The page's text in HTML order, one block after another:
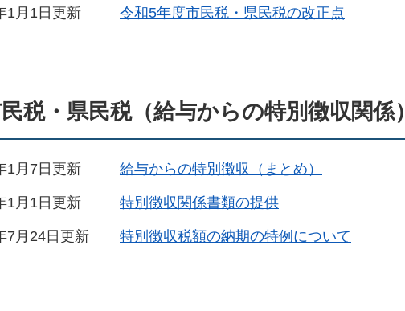
1月1日更新 令和5年度市民税・県民税の改正点
税・県民税（給与からの特別徴収関係）
1月7日更新 給与からの特別徴収（まとめ）
1月1日更新 特別徴収関係書類の提供
7月24日更新 特別徴収税額の納期の特例について